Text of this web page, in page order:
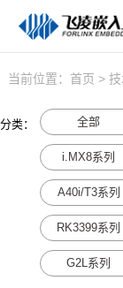
产品中心
行业应用
技术与支持
在线文档
方案定制
关于飞凌
当前位置： 首页 >
分类： 全部
i.MX8系列
A40i/T3系列
RK3399系列
G2L系列